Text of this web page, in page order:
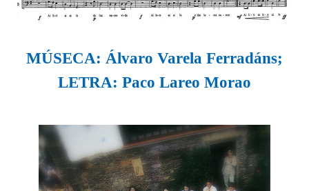
MÚSECA: Álvaro Varela Ferradáns;
LETRA: Paco Lareo Morao